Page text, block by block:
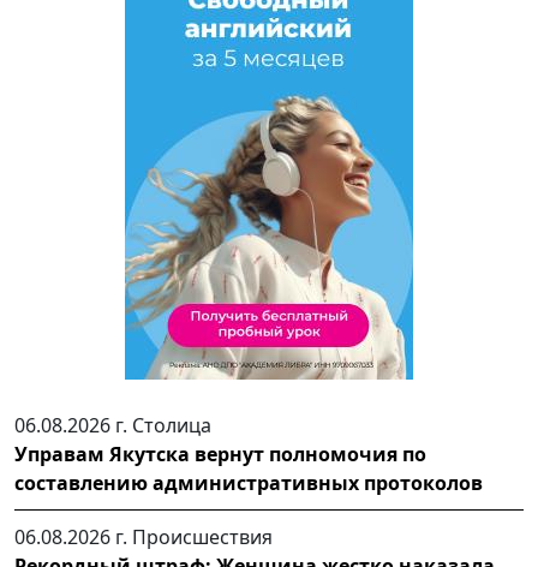
06.08.2026 г. Столица
Управам Якутска вернут полномочия по
составлению административных протоколов
06.08.2026 г. Происшествия